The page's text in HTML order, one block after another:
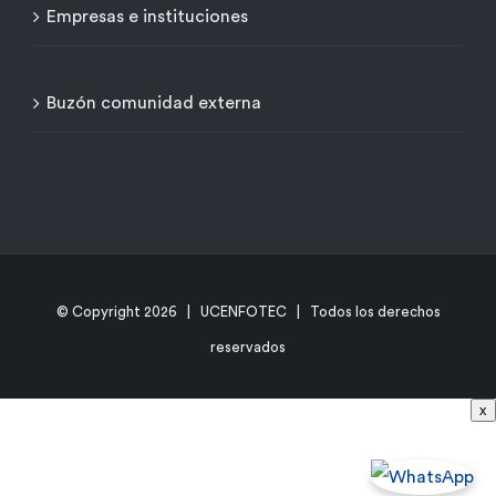
Empresas e instituciones
Buzón comunidad externa
© Copyright 2026 | UCENFOTEC | Todos los derechos
reservados
x